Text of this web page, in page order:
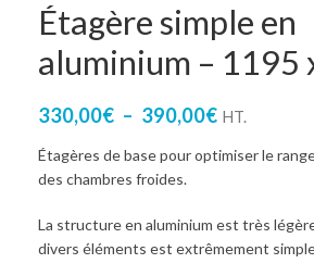
Étagère simple en
aluminium – 1195
330,00€ – 390,00€ HT.
Étagères de base pour optimiser le
des chambres froides.
La structure en aluminium est très
divers éléments est extrêmement